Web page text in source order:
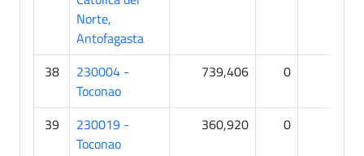
Norte,
Antofagasta
38
230004 -
Toconao
739,406 0
39
230019 -
Toconao
360,920 0